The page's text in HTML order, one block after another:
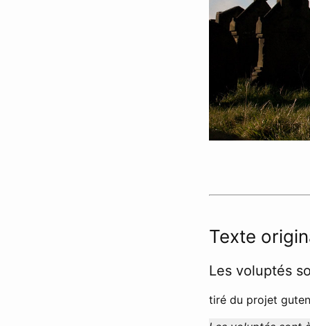
Texte
Les voluptés
tiré du projet